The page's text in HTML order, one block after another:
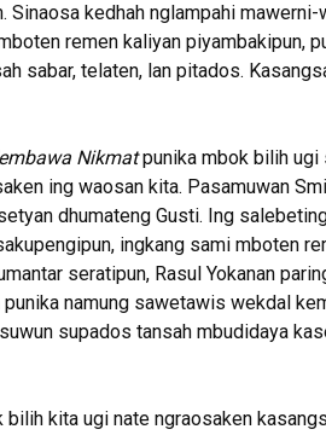
kedhah nglampahi
remen kaliyan piyambakipun,
sabar, telaten, lan pitados.
Nikmatpunika mbok bilih ugi
ing waosan kita. Pasamuwan
dhumateng Gusti. Ing
ingkang sami mboten
seratipun, Rasul Yokanan
namung sawetawis wekdal
supados tansah mbudidaya
kita ugi nate ngraosaken